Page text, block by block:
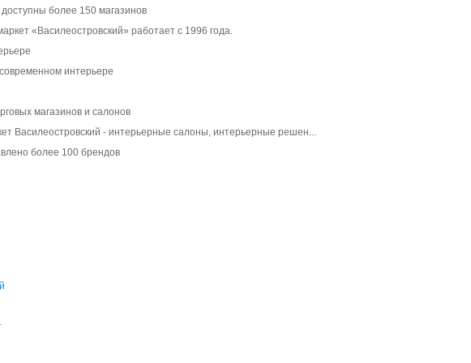
более 150 магазинов
«Василеостровский» работает с 1996 года.
интерьере
магазинов и салонов
Василеостровский - интерьерные салоны, интерьерные решен...
более 100 брендов